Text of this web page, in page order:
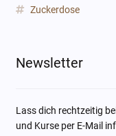
Zuckerdose
Newsletter
Lass dich rechtzeitig
und Kurse per E-Mail